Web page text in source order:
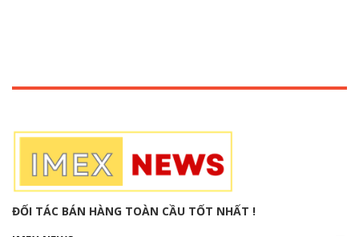
ĐỐI TÁC BÁN HÀNG TOÀN CẦU TỐT NHẤT !